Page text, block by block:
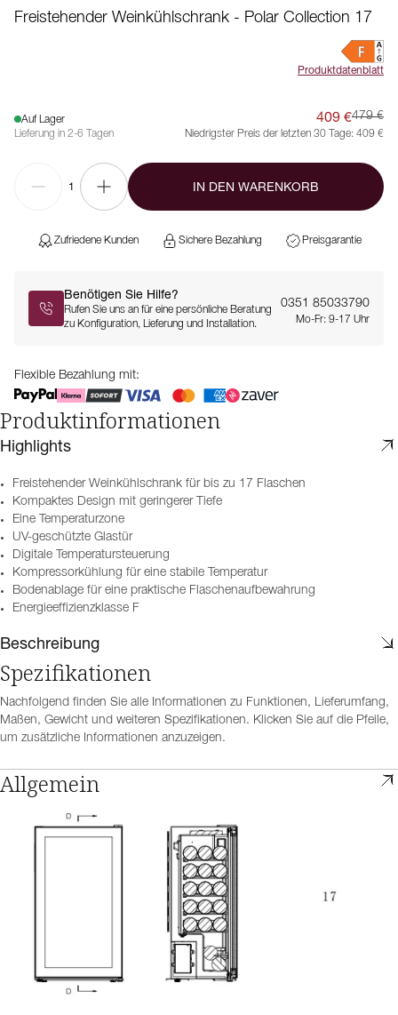
Freistehender Weinkühlschrank - Polar Collection 17
Produktdatenblatt
Auf Lager
Lieferung in 2-6 Tagen
409 €479 €
Niedrigster Preis der letzten 30 Tage: 409 €
1 IN DEN WARENKORB
Zufriedene Kunden Sichere Bezahlung Preisgarantie
Benötigen Sie Hilfe?
Rufen Sie uns an für eine persönliche Beratung
zu Konfiguration, Lieferung und Installation.
0351 85033790
Mo-Fr: 9-17 Uhr
Flexible Bezahlung mit:
Produktinformationen
Highlights
Freistehender Weinkühlschrank für bis zu 17 Flaschen
Kompaktes Design mit geringerer Tiefe
Eine Temperaturzone
UV-geschützte Glastür
Digitale Temperatursteuerung
Kompressorkühlung für eine stabile Temperatur
Bodenablage für eine praktische Flaschenaufbewahrung
Energieeffizienzklasse F
Beschreibung
Spezifikationen
Nachfolgend finden Sie alle Informationen zu Funktionen, Lieferumfang,
Maßen, Gewicht und weiteren Spezifikationen. Klicken Sie auf die Pfeile,
um zusätzliche Informationen anzuzeigen.
Allgemein